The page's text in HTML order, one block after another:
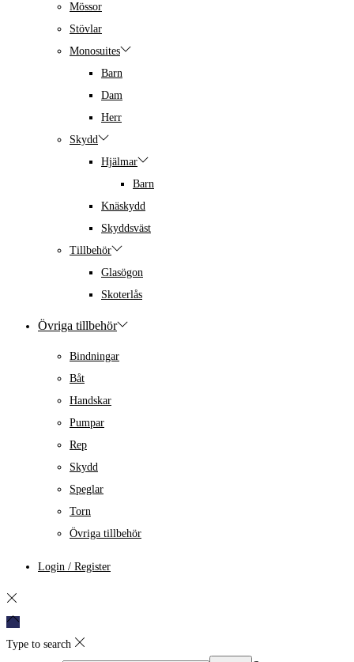
Mössor
Stövlar
Monosuites
Barn
Dam
Herr
Skydd
Hjälmar
Barn
Knäskydd
Skyddsväst
Tillbehör
Glasögon
Skoterlås
Övriga tillbehör
Bindningar
Båt
Handskar
Pumpar
Rep
Skydd
Speglar
Torn
Övriga tillbehör
Login / Register
Type to search